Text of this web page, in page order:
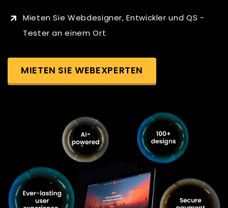
Mieten Sie Webdesigner, Entwickler und QS -
Tester an einem Ort
MIETEN SIE WEBEXPERTEN